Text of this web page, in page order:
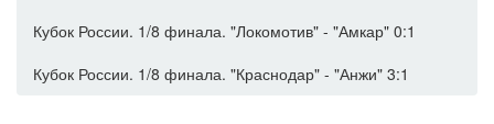
Кубок России. 1/8 финала. "Локомотив" - "Амкар" 0:1
Кубок России. 1/8 финала. "Краснодар" - "Анжи" 3:1